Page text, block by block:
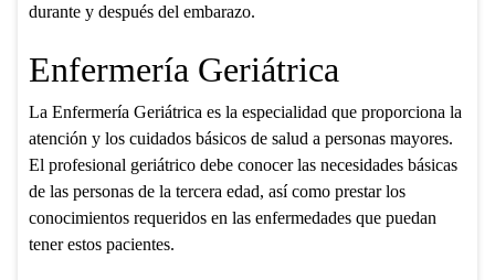
durante y después del embarazo.
Enfermería Geriátrica
La Enfermería Geriátrica es la especialidad que proporciona la
atención y los cuidados básicos de salud a personas mayores.
El profesional geriátrico debe conocer las necesidades básicas
de las personas de la tercera edad, así como prestar los
conocimientos requeridos en las enfermedades que puedan
tener estos pacientes.